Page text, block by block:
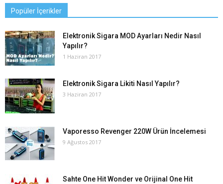
Popüler İçerikler
Elektronik Sigara MOD Ayarları Nedir Nasıl
Yapılır?
1 Haziran 2017
Elektronik Sigara Likiti Nasıl Yapılır?
3 Haziran 2017
Vaporesso Revenger 220W Ürün İncelemesi
9 Ağustos 2017
Sahte One Hit Wonder ve Orijinal One Hit